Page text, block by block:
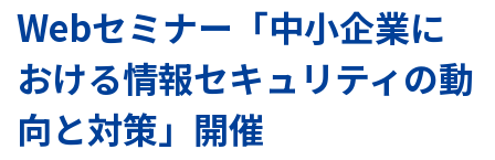
Webセミナー「中小企業に
おける情報セキュリティの動
向と対策」開催